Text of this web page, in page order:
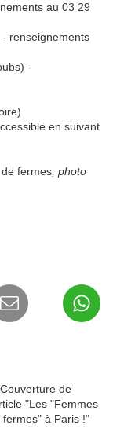
au 03 29
renseignements
-
en suivant
fermes , photo